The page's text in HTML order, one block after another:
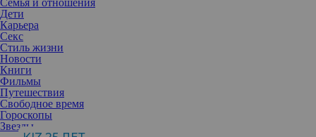
Семья и отношения
Дети
Карьера
Секс
Стиль жизни
Новости
Книги
Фильмы
Путешествия
Свободное время
Гороскопы
Звезды
Если вам предстоит посетить вечернее мероприятие,
ограничиться легкими волнами вряд ли удастся. Но и сооружать
на голове вавилоны тоже не хочется. Что же делать? Как
вариант — брать за образец укладки супермоделей 90-х.
В последнее время стилисты советуют нам не заморачиваться по
поводу укладки: в моде рваные стрижки и небрежные текстуры.
Но не стоит забывать, что со сменой сезона меняются и тренды,
поэтому, как говорится, «готовь сани летом».